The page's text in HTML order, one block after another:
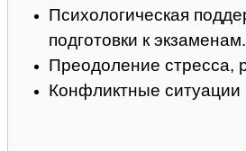
Психологическая
подготовки к экзаменам.
Преодоление стресса,
Конфликтные ситуации